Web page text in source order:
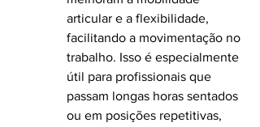
articular e a flexibilidade,
facilitando a movimentação no
trabalho. Isso é especialmente
útil para profissionais que
passam longas horas sentados
ou em posições repetitivas,